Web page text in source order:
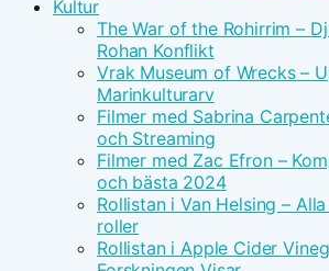
Kultur
The War of the Rohirrim –
Rohan Konflikt
Vrak Museum of Wrecks –
Marinkulturarv
Filmer med Sabrina
och Streaming
Filmer med Zac Efron –
och bästa 2024
Rollistan i Van Helsing –
roller
Rollistan i Apple Cider